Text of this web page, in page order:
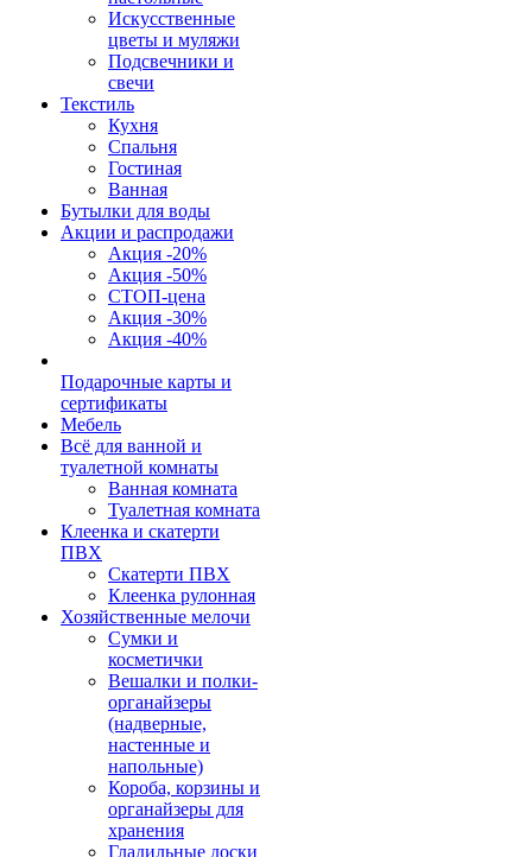
Искусственные
цветы и муляжи
Подсвечники и
свечи
Текстиль
Кухня
Спальня
Гостиная
Ванная
Бутылки для воды
Акции и распродажи
Акция -20%
Акция -50%
СТОП-цена
Акция -30%
Акция -40%
Подарочные карты и
сертификаты
Мебель
Всё для ванной и
туалетной комнаты
Ванная комната
Туалетная комната
Клеенка и скатерти
ПВХ
Скатерти ПВХ
Клеенка рулонная
Хозяйственные мелочи
Сумки и
косметички
Вешалки и полки-
органайзеры
(надверные,
настенные и
напольные)
Короба, корзины и
органайзеры для
хранения
Гладильные доски